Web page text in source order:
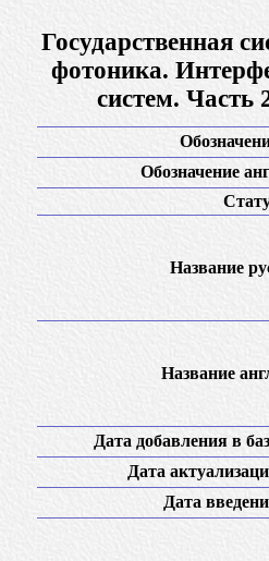
Государственная
фотоника.
систем. Часть
Обозначение
Название
Название
Дата добавления в
Дата
Дата